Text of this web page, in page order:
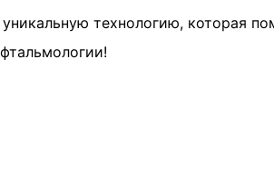
технологию, которая